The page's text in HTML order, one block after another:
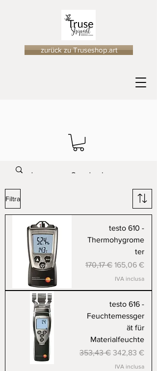
zurück zu Truseshop.art
Filtra
testo 610 -
Thermohygrome
ter
Prezzo regolare
170,17 € Prezzo
165,06 €
IVA inclusa
testo 616 -
Feuchtemessger
ät für
Materialfeuchte
Prezzo regolare
353,43 € Prezzo
342,83 €
IVA inclusa